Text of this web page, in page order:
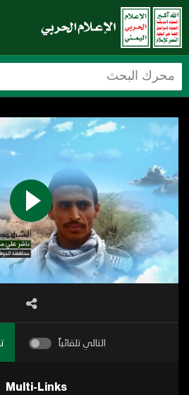
التالي تلقائياً
Multi-Links